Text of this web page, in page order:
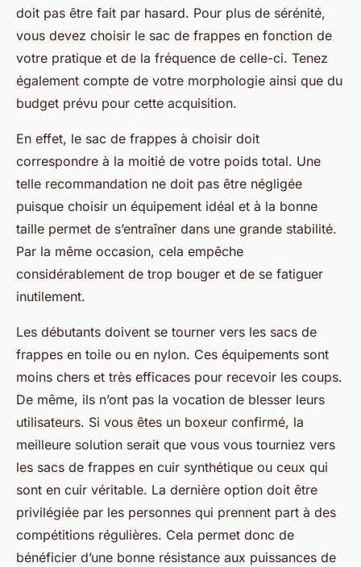
doit pas être fait par hasard. Pour plus de sérénité,
vous devez choisir le sac de frappes en fonction de
votre pratique et de la fréquence de celle-ci. Tenez
également compte de votre morphologie ainsi que du
budget prévu pour cette acquisition.
En effet, le sac de frappes à choisir doit
correspondre à la moitié de votre poids total. Une
telle recommandation ne doit pas être négligée
puisque choisir un équipement idéal et à la bonne
taille permet de s’entraîner dans une grande stabilité.
Par la même occasion, cela empêche
considérablement de trop bouger et de se fatiguer
inutilement.
Les débutants doivent se tourner vers les sacs de
frappes en toile ou en nylon. Ces équipements sont
moins chers et très efficaces pour recevoir les coups.
De même, ils n’ont pas la vocation de blesser leurs
utilisateurs. Si vous êtes un boxeur confirmé, la
meilleure solution serait que vous vous tourniez vers
les sacs de frappes en cuir synthétique ou ceux qui
sont en cuir véritable. La dernière option doit être
privilégiée par les personnes qui prennent part à des
compétitions régulières. Cela permet donc de
bénéficier d’une bonne résistance aux puissances de